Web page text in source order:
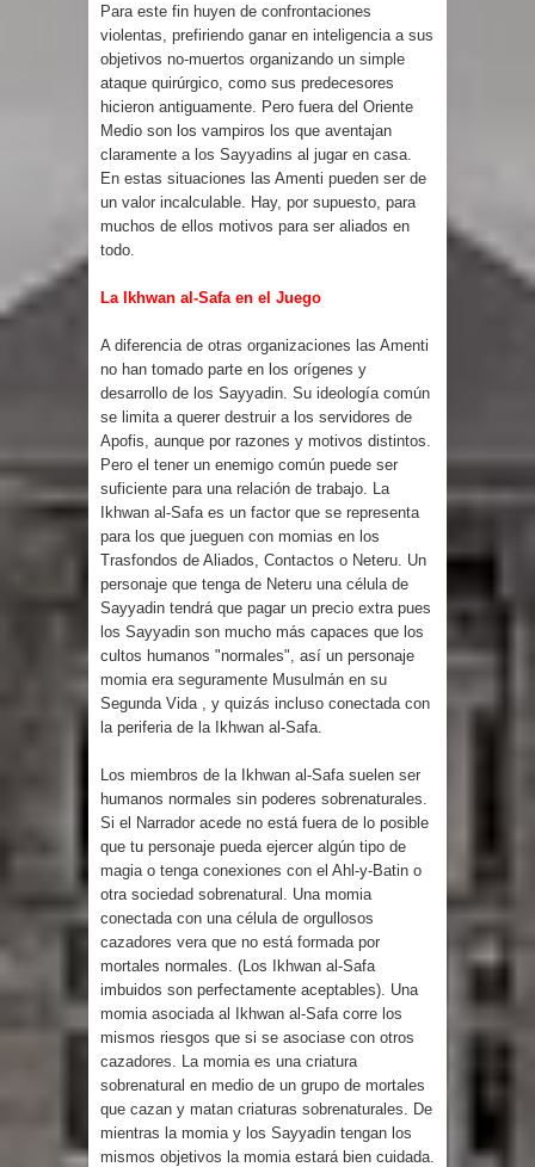
Para este fin huyen de confrontaciones
violentas, prefiriendo ganar en inteligencia a sus
objetivos no-muertos organizando un simple
ataque quirúrgico, como sus predecesores
hicieron antiguamente. Pero fuera del Oriente
Medio son los vampiros los que aventajan
claramente a los Sayyadins al jugar en casa.
En estas situaciones las Amenti pueden ser de
un valor incalculable. Hay, por supuesto, para
muchos de ellos motivos para ser aliados en
todo.
La Ikhwan al-Safa en el Juego
A diferencia de otras organizaciones las Amenti
no han tomado parte en los orígenes y
desarrollo de los Sayyadin. Su ideología común
se limita a querer destruir a los servidores de
Apofis, aunque por razones y motivos distintos.
Pero el tener un enemigo común puede ser
suficiente para una relación de trabajo. La
Ikhwan al-Safa es un factor que se representa
para los que jueguen con momias en los
Trasfondos de Aliados, Contactos o Neteru. Un
personaje que tenga de Neteru una célula de
Sayyadin tendrá que pagar un precio extra pues
los Sayyadin son mucho más capaces que los
cultos humanos "normales", así un personaje
momia era seguramente Musulmán en su
Segunda Vida , y quizás incluso conectada con
la periferia de la Ikhwan al-Safa.
Los miembros de la Ikhwan al-Safa suelen ser
humanos normales sin poderes sobrenaturales.
Si el Narrador acede no está fuera de lo posible
que tu personaje pueda ejercer algún tipo de
magia o tenga conexiones con el Ahl-y-Batin o
otra sociedad sobrenatural. Una momia
conectada con una célula de orgullosos
cazadores vera que no está formada por
mortales normales. (Los Ikhwan al-Safa
imbuidos son perfectamente aceptables). Una
momia asociada al Ikhwan al-Safa corre los
mismos riesgos que si se asociase con otros
cazadores. La momia es una criatura
sobrenatural en medio de un grupo de mortales
que cazan y matan criaturas sobrenaturales. De
mientras la momia y los Sayyadin tengan los
mismos objetivos la momia estará bien cuidada.